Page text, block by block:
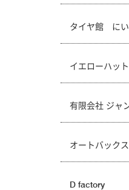
タイヤ館 にい
イエローハッ
有限会社 ジャ
オートバック
D factory